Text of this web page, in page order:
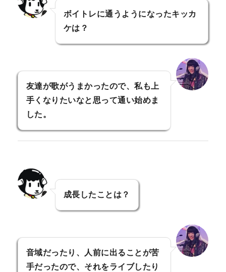
ボイトレに通うようになったキッカ
ケは？
友達が歌がうまかったので、私も上
手くなりたいなと思って通い始めま
した。
成長したことは？
音域だったり、人前に出ることが苦
手だったので、それをライブしたり